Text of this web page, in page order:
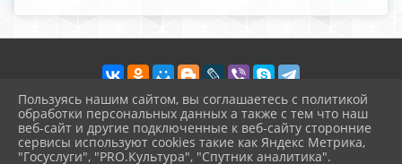
2026 г. vvschool7.ru
Вход
Пользуясь нашим сайтом, вы соглашаетесь с политикой
обработки персональных данных а также с тем что наш
веб-сайт и другие подключенные к веб-сайту сторонние
сервисы используют cookies такие как Яндекс Метрика,
"Госуслуги", "PRO.Культура", "Спутник аналитика".